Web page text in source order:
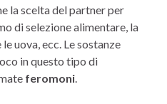
la scelta del partner per
di selezione alimentare, la
uova, ecc. Le sostanze
in questo tipo di
feromoni